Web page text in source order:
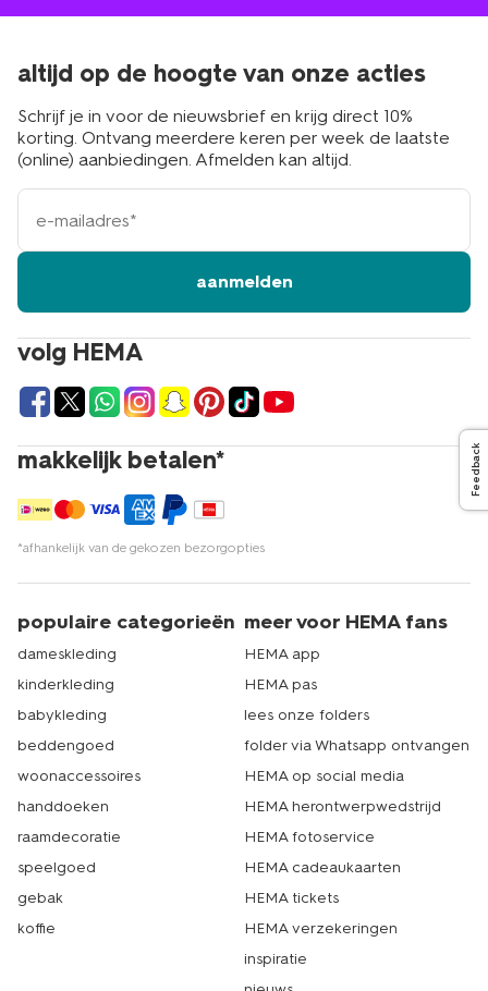
volg HEMA
makkelijk betalen*
*afhankelijk van de gekozen bezorgopties
altijd op de hoogte van onze acties
Schrijf je in voor de nieuwsbrief en krijg direct 10%
korting. Ontvang meerdere keren per week de laatste
(online) aanbiedingen. Afmelden kan altijd.
e-
mailadres
aanmelden
populaire categorieën
dameskleding
kinderkleding
babykleding
beddengoed
woonaccessoires
handdoeken
raamdecoratie
speelgoed
gebak
koffie
meer voor HEMA fans
HEMA app
HEMA pas
lees onze folders
folder via Whatsapp ontvangen
HEMA op social media
HEMA herontwerpwedstrijd
HEMA fotoservice
HEMA cadeaukaarten
HEMA tickets
HEMA verzekeringen
inspiratie
Feedback